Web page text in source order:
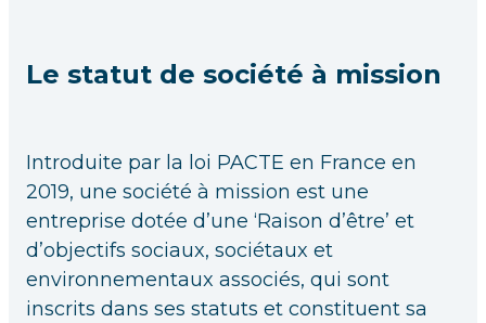
Le statut de société à mission
Introduite par la loi PACTE en France en
2019, une société à mission est une
entreprise dotée d’une ‘Raison d’être’ et
d’objectifs sociaux, sociétaux et
environnementaux associés, qui sont
inscrits dans ses statuts et constituent sa